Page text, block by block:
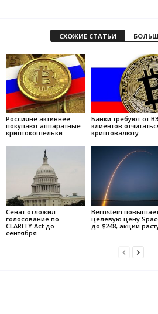
СХОЖИЕ СТАТЬИ
Россияне активнее
покупают аппаратные
криптокошельки
Банки требуют от
клиентов
криптовалюту
Сенат отложил
голосование по
CLARITY Act до
сентября
Bernstein
целевую цену
до $248, акции